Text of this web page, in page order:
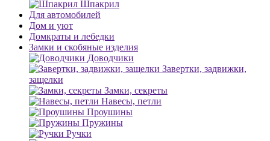
Шпакрил
Для автомобилей
Дом и уют
Домкраты и лебедки
Замки и скобяные изделия
Доводчики
Завертки, задвижки,
защелки
Замки, секреты
Навесы, петли
Проушины
Пружины
Ручки